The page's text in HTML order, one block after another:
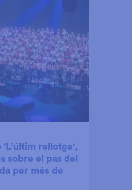
'L’últim rellotge',
sobre el pas del
per més de